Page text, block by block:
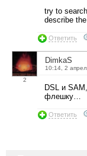
try to
describe
Ответить
2
DimkaS
10:14, 2
DSL и
флешку…
Ответить